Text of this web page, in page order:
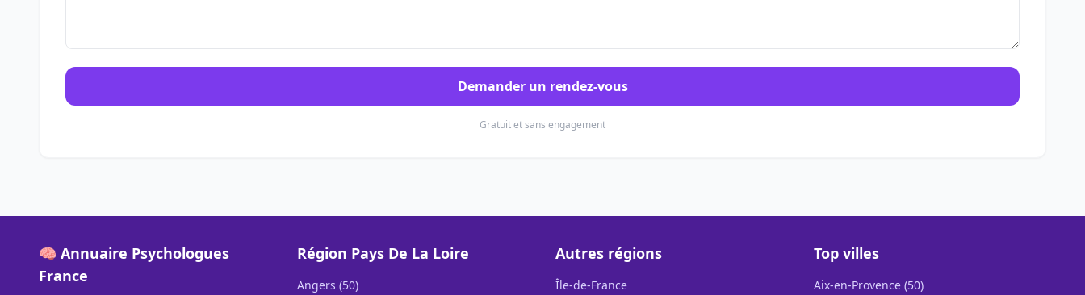
Demander un rendez-vous
Gratuit et sans engagement
🧠 Annuaire Psychologues
France
Région Pays De La Loire
Angers (50)
Autres régions
Île-de-France
Top villes
Aix-en-Provence (50)